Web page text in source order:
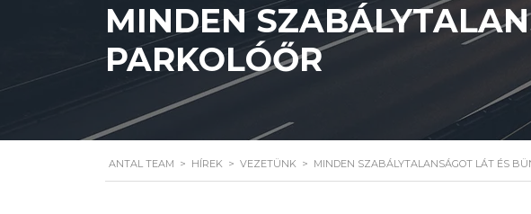
MINDEN
PARKOLÓŐR
ANTAL TEAM > HÍREK > VEZETÜNK > MINDEN SZABÁLYTALANSÁGOT LÁT ÉS